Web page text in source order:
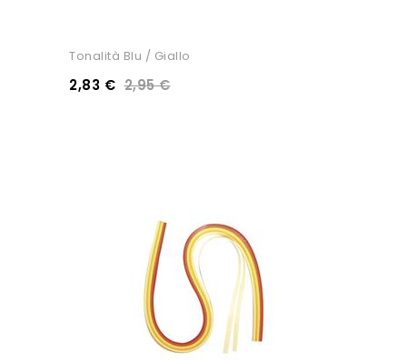
Tonalità Blu / Giallo
2,83 € 2,95 €